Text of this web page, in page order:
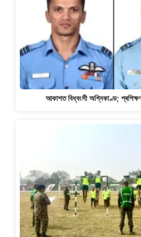
আকাশত বিধ্বংসী অগ্নিকাণ্ড;